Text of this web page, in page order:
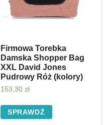
Firmowa Torebka
Damska Shopper Bag
XXL David Jones
Pudrowy Róż (kolory)
153,30 zł
SPRAWDŹ